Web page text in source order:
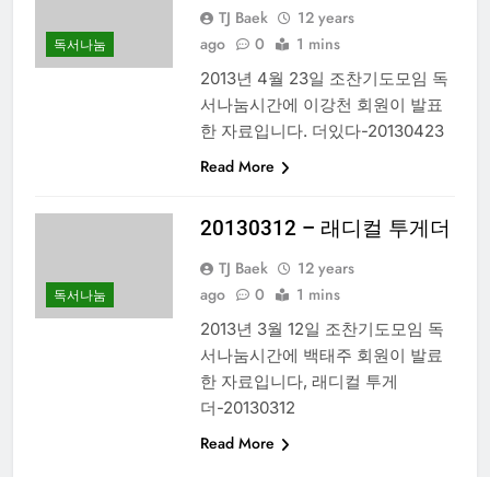
독서나눔
TJ Baek
12 years
ago
0 1 mins
2013년 4월 23일 조찬기도모임 독
서나눔시간에 이강천 회원이 발표
한 자료입니다. 더있다-20130423
Read More
독서나눔
20130312 – 래디컬 투게더
TJ Baek
12 years
ago
0 1 mins
2013년 3월 12일 조찬기도모임 독
서나눔시간에 백태주 회원이 발료
한 자료입니다, 래디컬 투게
더-20130312
Read More